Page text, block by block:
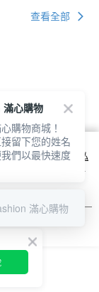
查看全部
之詳情，及若您不希
請參閱本網站「
隱私
本公司得按本網站使
心購物
購物商城！
留下您的姓名
們以最快速度
滿心購物